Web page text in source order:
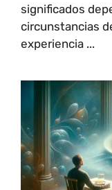
significados
circunstancias
experiencia ...